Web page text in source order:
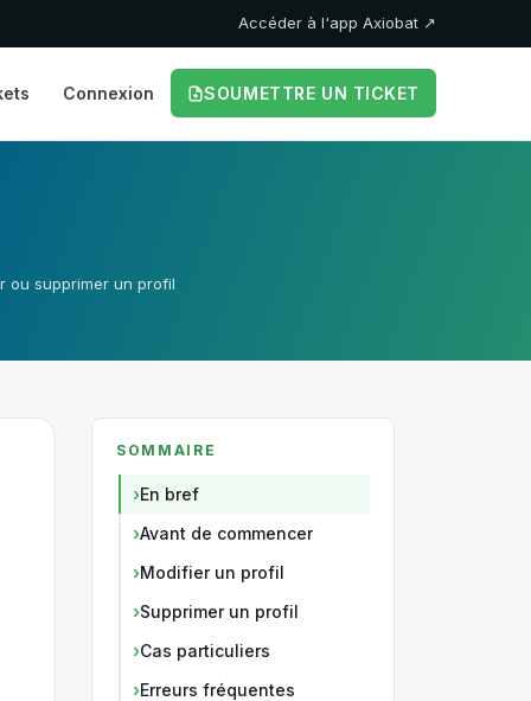
Accéder à l'app Axiobat ↗
Connexion SOUMETTRE UN TICKET
ou supprimer un profil
SOMMAIRE
En bref
Avant de commencer
Modifier un profil
Supprimer un profil
Cas particuliers
Erreurs fréquentes